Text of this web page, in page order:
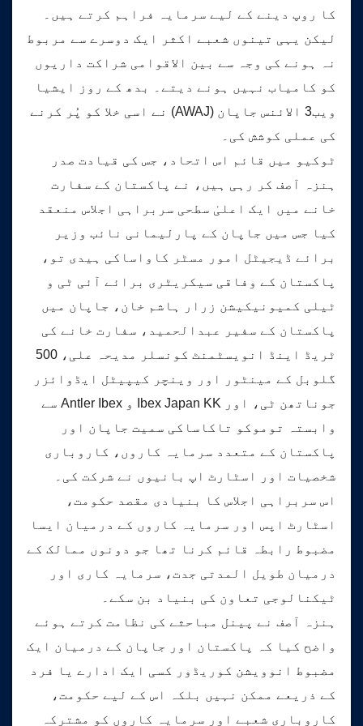
کا روپ دینے کے لیے سرمایہ فراہم کرتے ہیں۔
لیکن یہی تینوں شعبے اکثر ایک دوسرے سے مربوط
نہ ہونے کی وجہ سے بین الاقوامی شراکت داریوں
کو کامیاب نہیں ہونے دیتے۔ بدھ کے روز ایشیا
ویب3 الائنس جاپان (AWAJ) نے اسی خلا کو پُر کرنے
کی عملی کوشش کی۔
ٹوکیو میں قائم اس اتحاد، جس کی قیادت صدر
ہنزہ آصف کر رہی ہیں، نے پاکستان کے سفارت
خانے میں ایک اعلیٰ سطحی سربراہی اجلاس منعقد
کیا جس میں جاپان کے پارلیمانی نائب وزیر
برائے ڈیجیٹل امور مسٹر کاواساکی ہیدی تو،
پاکستان کے وفاقی سیکریٹری برائے آئی ٹی و
ٹیلی کمیونیکیشن زرار ہاشم خان، جاپان میں
پاکستان کے سفیر عبدالحمید، سفارت خانے کی
ٹریڈ اینڈ انویسٹمنٹ کونسلر مدیحہ علی، 500
گلوبل کے مینٹور اور وینچر کیپیٹل ایڈوائزر
جوناتھن ٹی، اور Ibex Japan KK و Antler Ibex سے
وابستہ توموکو تاکاساکی سمیت جاپان اور
پاکستان کے متعدد سرمایہ کاروں، کاروباری
شخصیات اور اسٹارٹ اپ بانیوں نے شرکت کی۔
اس سربراہی اجلاس کا بنیادی مقصد حکومت،
اسٹارٹ اپس اور سرمایہ کاروں کے درمیان ایسا
مضبوط رابطہ قائم کرنا تھا جو دونوں ممالک کے
درمیان طویل المدتی جدت، سرمایہ کاری اور
ٹیکنالوجی تعاون کی بنیاد بن سکے۔
ہنزہ آصف نے پینل مباحثے کی نظامت کرتے ہوئے
واضح کیا کہ پاکستان اور جاپان کے درمیان ایک
مضبوط انوویشن کوریڈور کسی ایک ادارے یا فرد
کے ذریعے ممکن نہیں بلکہ اس کے لیے حکومت،
کاروباری شعبے اور سرمایہ کاروں کو مشترکہ